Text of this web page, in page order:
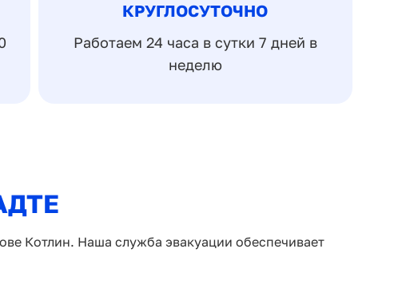
КРУГЛОСУТОЧНО
Работаем 24 часа в сутки 7 дней в
неделю
Котлин. Наша служба эвакуации обеспечивает